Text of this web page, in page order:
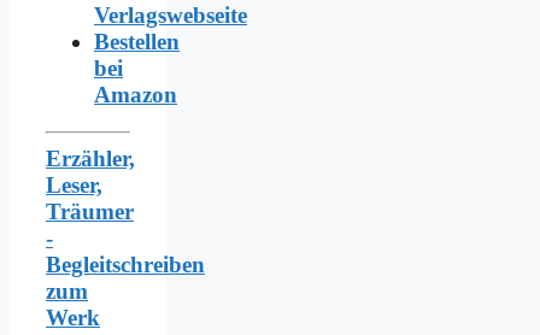
Verlagswebseite
Bestellen
bei
Amazon
Erzähler,
Leser,
Träumer
-
Begleitschreiben
zum
Werk